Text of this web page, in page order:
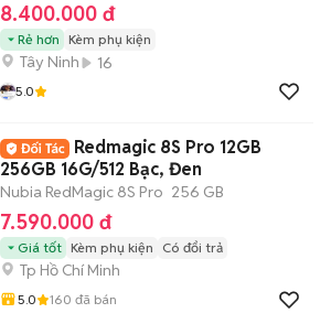
8.400.000 đ
Rẻ hơn Kèm phụ kiện
Tây Ninh 16
5.0
Redmagic 8S Pro 12GB
256GB 16G/512 Bạc, Đen
Nubia RedMagic 8S Pro 256 GB
7.590.000 đ
Giá tốt Kèm phụ kiện Có đổi trả
Tp Hồ Chí Minh
5.0 160 đã bán